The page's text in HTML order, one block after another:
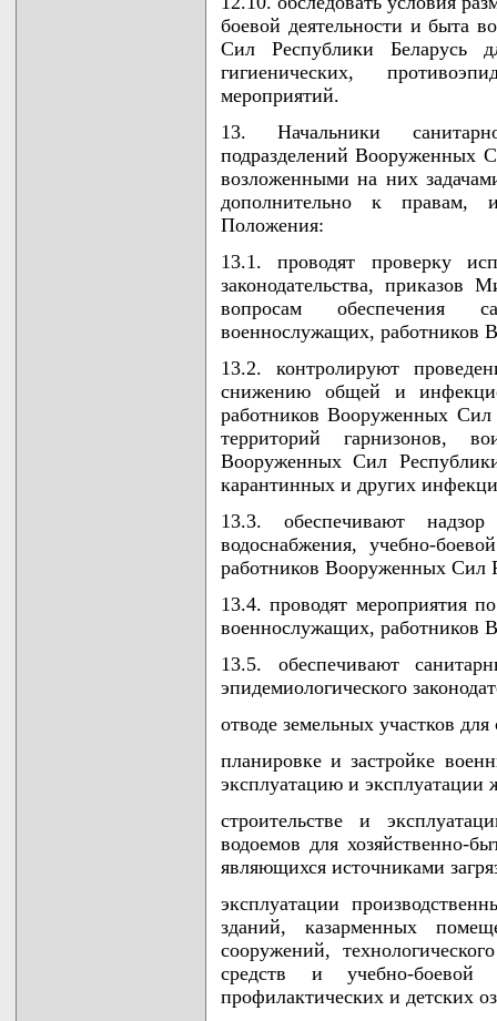
боевой деятельности и быта
Сил Республики Беларусь
гигиенических,
мероприятий.
13. Начальники
подразделений Вооруженных
возложенными на них
дополнительно к правам,
Положения:
13.1. проводят проверку
законодательства, приказов
вопросам обеспечения
военнослужащих, работников
13.2. контролируют
снижению общей и
работников Вооруженных Сил
территорий гарнизонов,
Вооруженных Сил
карантинных и других
13.3. обеспечивают
водоснабжения, учебно-
работников Вооруженных Сил
13.4. проводят мероприятия
военнослужащих, работников
13.5. обеспечивают
эпидемиологического
отводе земельных участков для
планировке и застройке
эксплуатацию и
строительстве и
водоемов для хозяйственно-
являющихся источниками
эксплуатации
зданий, казарменных
сооружений,
средств и учебно-
профилактических и детских